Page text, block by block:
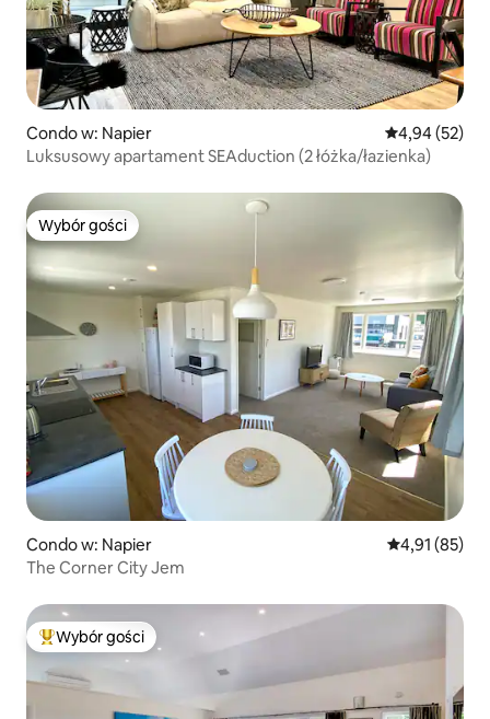
Condo w: Napier Średnia
4,94 (52)
Luksusowy apartament SEAduction (2 łóżka/łazienka)
Wybór gości
Wybór gości
Condo w: Napier Średnia
4,91 (85)
The Corner City Jem
Najpopularniejsze z kategorii Wybór gości
Wybór gości